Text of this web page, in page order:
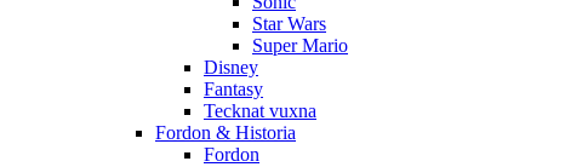
Star Wars
Super Mario
Disney
Fantasy
Tecknat vuxna
Fordon & Historia
Fordon